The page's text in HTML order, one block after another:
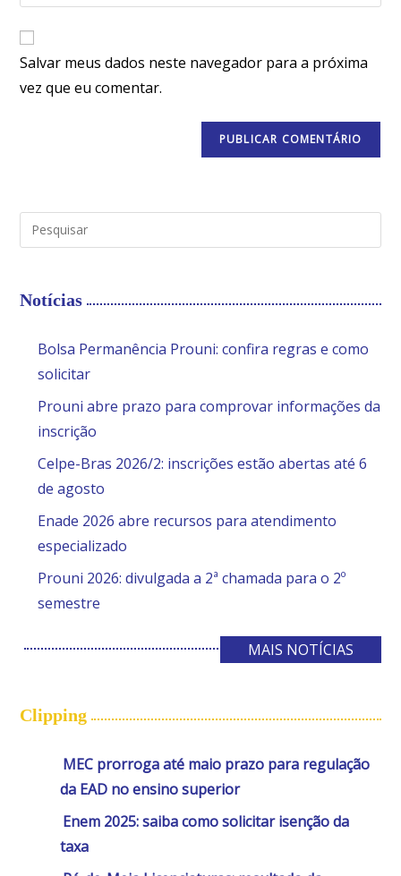
Salvar meus dados neste navegador para a próxima
vez que eu comentar.
Notícias
Bolsa Permanência Prouni: confira regras e como
solicitar
Prouni abre prazo para comprovar informações da
inscrição
Celpe-Bras 2026/2: inscrições estão abertas até 6
de agosto
Enade 2026 abre recursos para atendimento
especializado
Prouni 2026: divulgada a 2ª chamada para o 2º
semestre
MAIS NOTÍCIAS
Clipping
MEC prorroga até maio prazo para regulação
da EAD no ensino superior
Enem 2025: saiba como solicitar isenção da
taxa